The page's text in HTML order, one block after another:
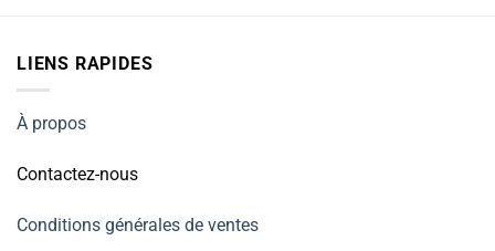
LIENS RAPIDES
À propos
Contactez-nous
Conditions générales de ventes